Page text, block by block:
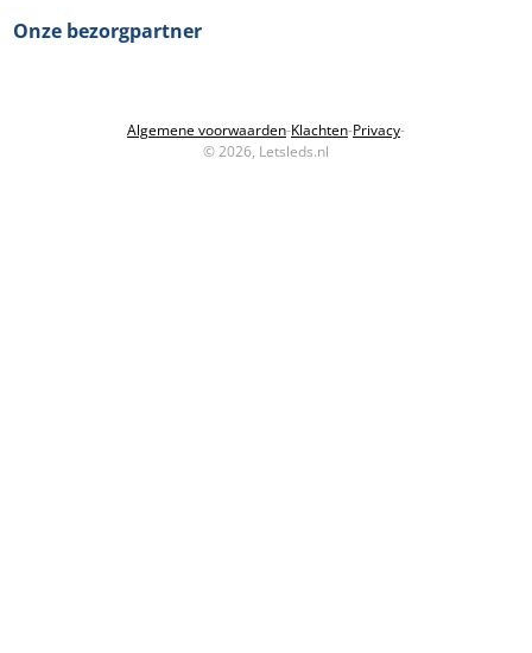
Onze bezorgpartner
Algemene voorwaarden-Klachten-Privacy-
© 2026, Letsleds.nl